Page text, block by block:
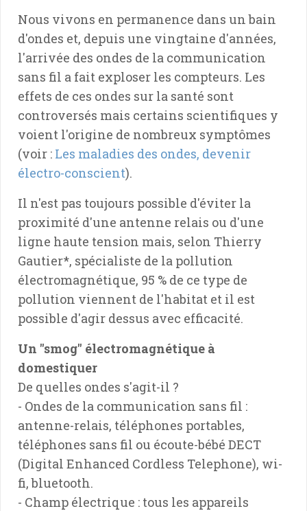
Nous vivons en permanence dans un bain
d'ondes et, depuis une vingtaine d'années,
l'arrivée des ondes de la communication
sans fil a fait exploser les compteurs. Les
effets de ces ondes sur la santé sont
controversés mais certains scientifiques y
voient l'origine de nombreux symptômes
(voir : Les maladies des ondes, devenir
électro-conscient).
Il n'est pas toujours possible d'éviter la
proximité d'une antenne relais ou d'une
ligne haute tension mais, selon Thierry
Gautier*, spécialiste de la pollution
électromagnétique, 95 % de ce type de
pollution viennent de l'habitat et il est
possible d'agir dessus avec efficacité.
Un "smog" électromagnétique à
domestiquer
De quelles ondes s'agit-il ?
- Ondes de la communication sans fil :
antenne-relais, téléphones portables,
téléphones sans fil ou écoute-bébé DECT
(Digital Enhanced Cordless Telephone), wi-
fi, bluetooth.
- Champ électrique : tous les appareils